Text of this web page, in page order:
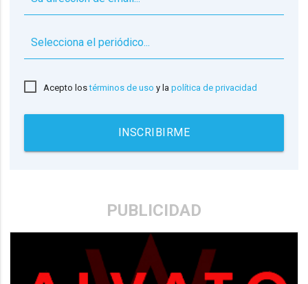
Acepto lostérminos de uso y lapolítica de privacidad
INSCRIBIRME
PUBLICIDAD